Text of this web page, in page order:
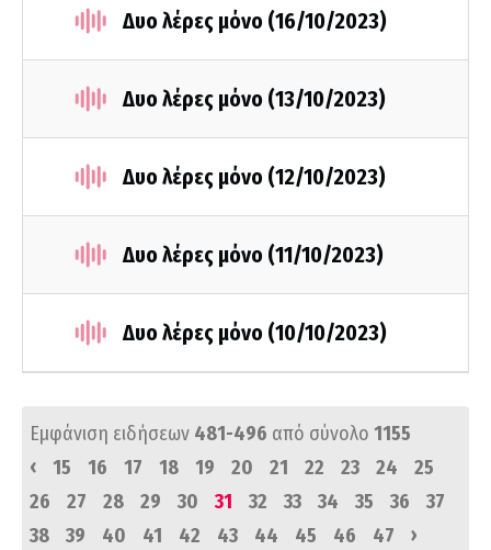
Δυο λέρες μόνο (16/10/2023)
Δυο λέρες μόνο (13/10/2023)
Δυο λέρες μόνο (12/10/2023)
Δυο λέρες μόνο (11/10/2023)
Δυο λέρες μόνο (10/10/2023)
Εμφάνιση ειδήσεων 481-496 από σύνολο 1155
‹
15 16 17 18 19 20 21 22 23 24
25
26
27 28 29 30 31 32 33 34 35 36
37
38
39 40 41 42 43 44 45 46 47 ›